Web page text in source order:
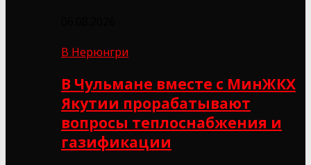
В Нерюнгри
В Чульмане вместе с МинЖКХ
Якутии прорабатывают
вопросы теплоснабжения и
газификации